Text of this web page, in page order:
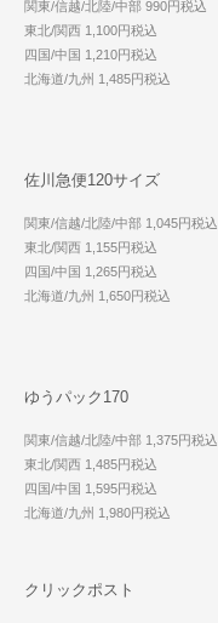
関東/信越/北陸/中部 990円税込
東北/関西 1,100円税込
四国/中国 1,210円税込
北海道/九州 1,485円税込
佐川急便120サイズ
関東/信越/北陸/中部 1,045円税込
東北/関西 1,155円税込
四国/中国 1,265円税込
北海道/九州 1,650円税込
ゆうパック170
関東/信越/北陸/中部 1,375円税込
東北/関西 1,485円税込
四国/中国 1,595円税込
北海道/九州 1,980円税込
クリックポスト